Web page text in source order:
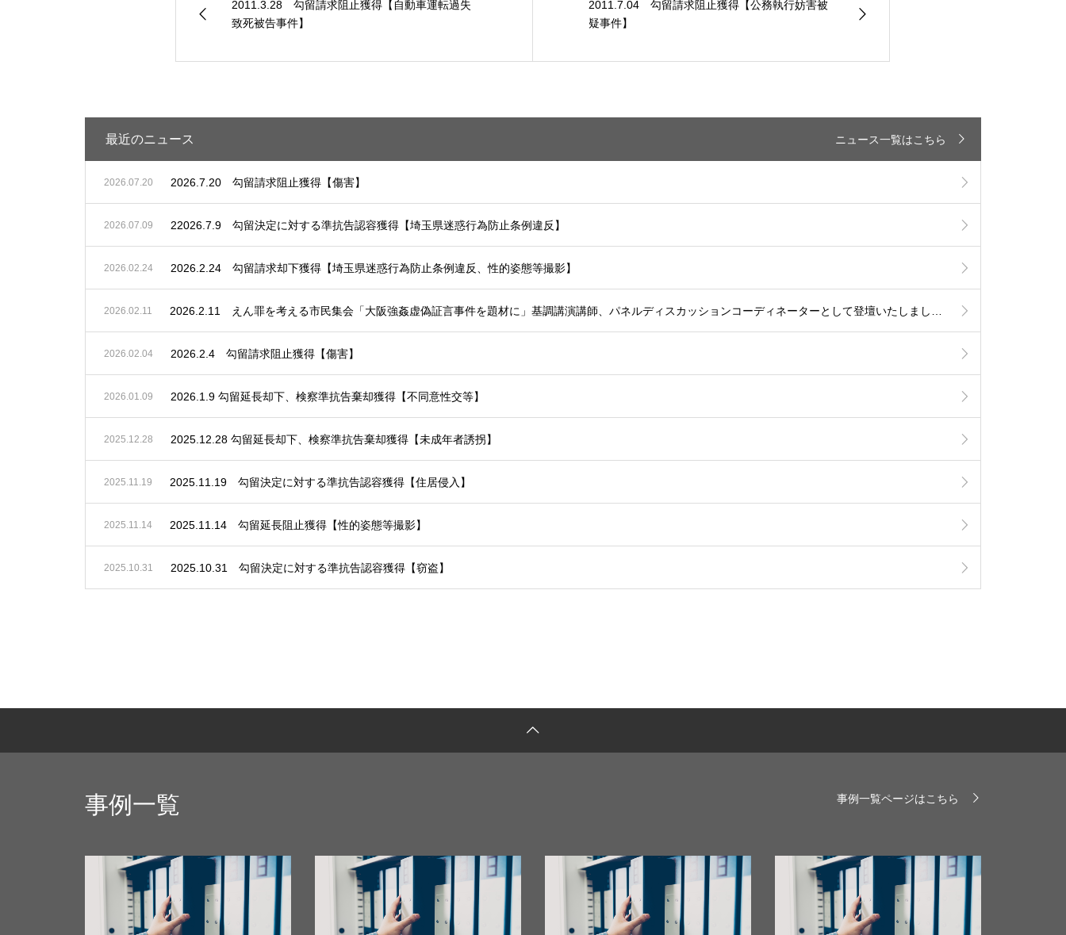
2011.3.28 勾留請求阻止獲得【自動車運転過失
致死被告事件】
2011.7.04 勾留請求阻止獲得【公務執行妨害被
疑事件】
最近のニュース ニュース一覧はこちら
2026.07.20 2026.7.20 勾留請求阻止獲得【傷害】
2026.07.09 22026.7.9 勾留決定に対する準抗告認容獲得【埼玉県迷惑行為防止条例違反】
2026.02.24 2026.2.24 勾留請求却下獲得【埼玉県迷惑行為防止条例違反、性的姿態等撮影】
2026.02.11
2026.02.04 2026.2.4 勾留請求阻止獲得【傷害】
2026.01.09 2026.1.9 勾留延長却下、検察準抗告棄却獲得【不同意性交等】
2025.12.28 2025.12.28 勾留延長却下、検察準抗告棄却獲得【未成年者誘拐】
2025.11.19 2025.11.19 勾留決定に対する準抗告認容獲得【住居侵入】
2025.11.14 2025.11.14 勾留延長阻止獲得【性的姿態等撮影】
2025.10.31 2025.10.31 勾留決定に対する準抗告認容獲得【窃盗】
事例一覧 事例一覧ページはこちら